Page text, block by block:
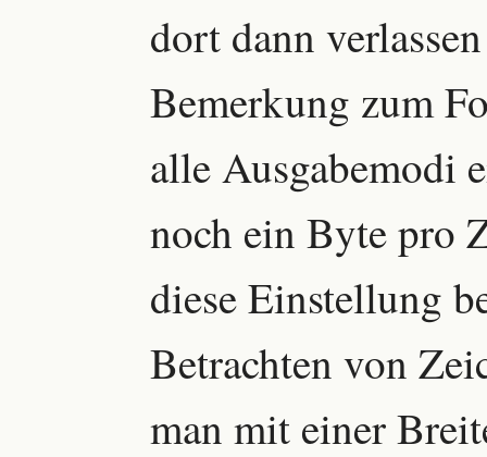
dort dann
Bemerkung zum
alle Ausgabemodi
noch ein Byte pro
diese Einstellung
Betrachten von
man mit einer